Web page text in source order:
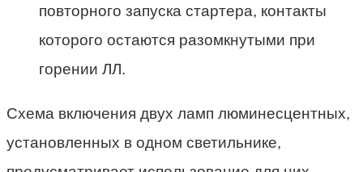
повторного запуска стартера, контакты
которого остаются разомкнутыми при
горении ЛЛ.
Схема включения двух ламп люминесцентных,
установленных в одном светильнике,